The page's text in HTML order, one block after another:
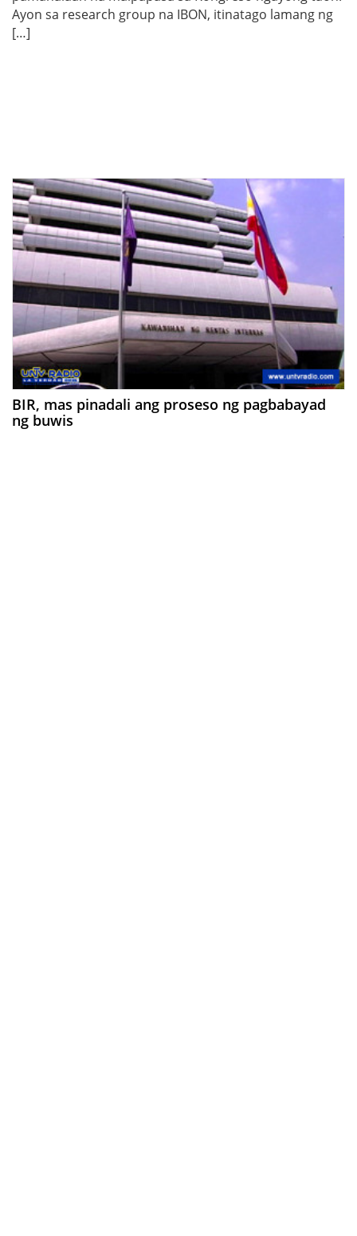
Ayon sa research group na IBON, itinatago lamang ng
[…]
BIR, mas pinadali ang proseso ng pagbabayad
ng buwis